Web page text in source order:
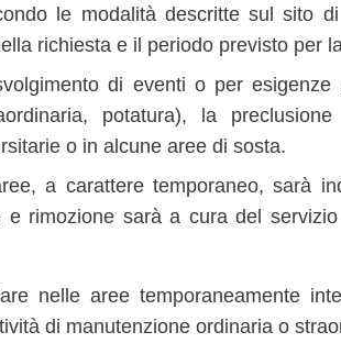
le modalità descritte sul sito
richiesta e il periodo previsto per
di eventi o per esigenze
potatura), la
o in alcune aree di sosta.
a carattere temporaneo, sarà
rimozione sarà a cura del
nelle aree temporaneamente
di manutenzione ordinaria o